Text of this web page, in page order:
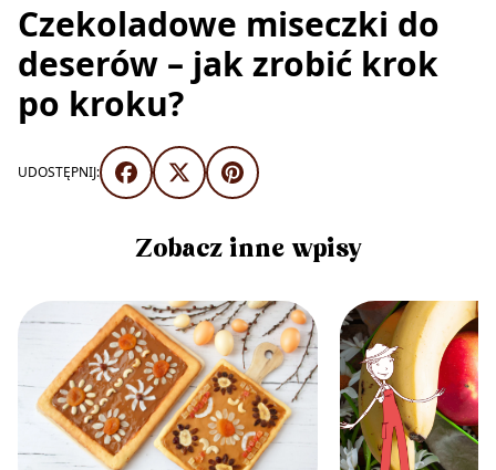
Czekoladowe miseczki do
deserów – jak zrobić krok
po kroku?
UDOSTĘPNIJ:
Zobacz inne wpisy